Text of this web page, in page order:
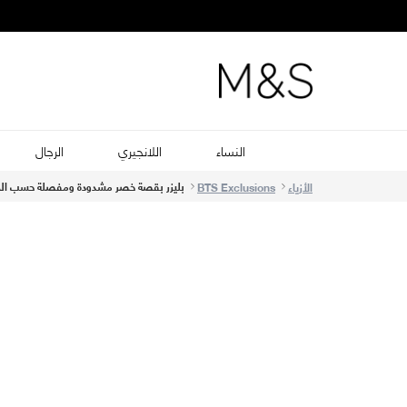
النساء اللانجيري الرجال
الأزياء BTS Exclusions بليزر بقصة خصر مشدودة ومفصلة حسب